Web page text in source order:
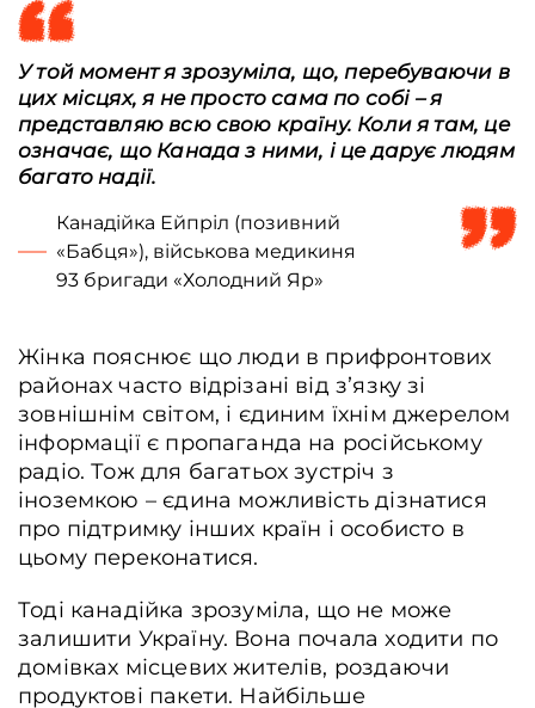
У той момент я зрозуміла, що, перебуваючи в
цих місцях, я не просто сама по собі – я
представляю всю свою країну. Коли я там, це
означає, що Канада з ними, і це дарує людям
багато надії.
Канадійка Ейпріл (позивний
«Бабця»), військова медикиня
93 бригади «Холодний Яр»
Жінка пояснює що люди в прифронтових
районах часто відрізані від зʼязку зі
зовнішнім світом, і єдиним їхнім джерелом
інформації є пропаганда на російському
радіо. Тож для багатьох зустріч з
іноземкою – єдина можливість дізнатися
про підтримку інших країн і особисто в
цьому переконатися.
Тоді канадійка зрозуміла, що не може
залишити Україну. Вона почала ходити по
домівках місцевих жителів, роздаючи
продуктові пакети. Найбільше